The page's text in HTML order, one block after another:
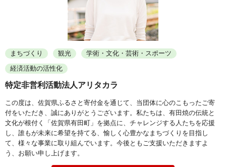
まちづくり 観光
学術・文化・芸術・スポーツ
経済活動の活性化
特定非営利活動法人アリタカラ
この度は、佐賀県ふるさと寄付金を通じて、当団体に心のこもったご寄
付をいただき、誠にありがとうございます。私たちは、有田焼の伝統と
文化が根付く「佐賀県有田町」を拠点に、チャレンジする人たちを応援
し、誰もが未来に希望を持てる、愉しく心豊かなまちづくりを目指し
て、様々な事業に取り組んでいます。今後ともご支援いただきますよ
う、お願い申し上げます。